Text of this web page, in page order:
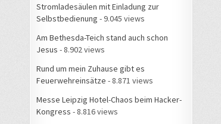
Stromladesäulen mit Einladung zur
Selbstbedienung - 9.045 views
Am Bethesda-Teich stand auch schon
Jesus - 8.902 views
Rund um mein Zuhause gibt es
Feuerwehreinsätze - 8.871 views
Messe Leipzig Hotel-Chaos beim Hacker-
Kongress - 8.816 views